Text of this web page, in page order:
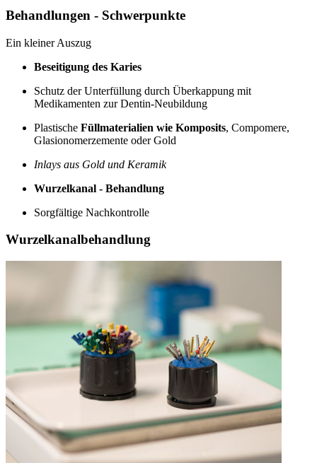
Behandlungen - Schwerpunkte
Ein kleiner Auszug
Beseitigung des Karies
Schutz der Unterfüllung durch Überkappung mit
Medikamenten zur Dentin-Neubildung
Plastische Füllmaterialien wie Komposits, Compomere,
Glasionomerzemente oder Gold
Inlays aus Gold und Keramik
Wurzelkanal - Behandlung
Sorgfältige Nachkontrolle
Wurzelkanalbehandlung